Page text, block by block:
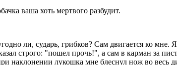
ваша хоть мертвого разбудит.
ли, сударь, грибков? Сам двигается ко
строго: "пошел прочь!", а сам в карман за
наклонении лукошка мне блеснул нож во